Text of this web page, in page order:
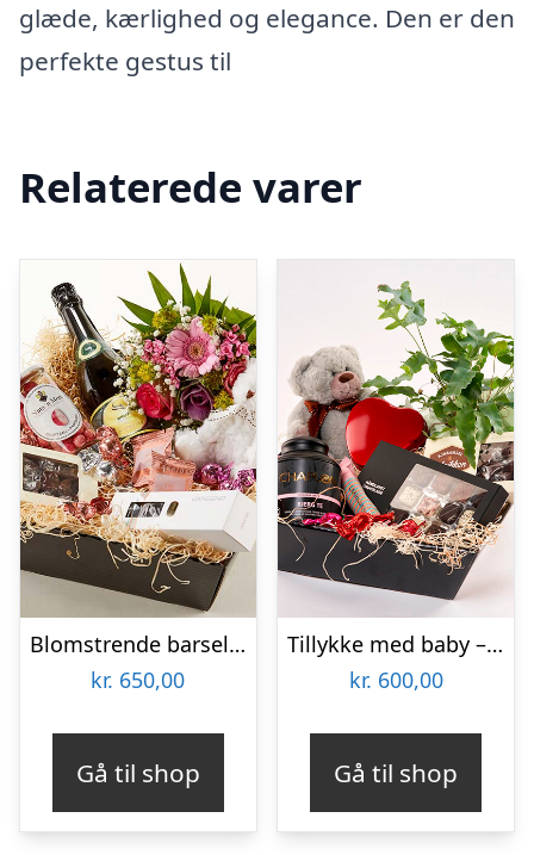
glæde, kærlighed og elegance. Den er den
perfekte gestus til
Relaterede varer
Blomstrende barselskurv – pige – Send blomster med Bloomit
kr. 650,00
Gå til shop
Tillykke med baby – Send blomster med Bloomit
kr. 600,00
Gå til shop